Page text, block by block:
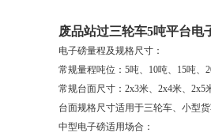
废品站过三轮车5吨平台电
电子磅量程及规格尺寸：
常规量程吨位：5吨、10吨、15吨、
常规台面尺寸：2x3米、2x4米、2x5
台面规格尺寸适用于三轮车、小型
中型电子磅适用场合：